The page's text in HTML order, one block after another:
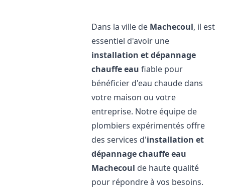
Dans la ville de Machecoul, il est
essentiel d'avoir une
installation et dépannage
chauffe eau fiable pour
bénéficier d'eau chaude dans
votre maison ou votre
entreprise. Notre équipe de
plombiers expérimentés offre
des services d'installation et
dépannage chauffe eau
Machecoul de haute qualité
pour répondre à vos besoins.